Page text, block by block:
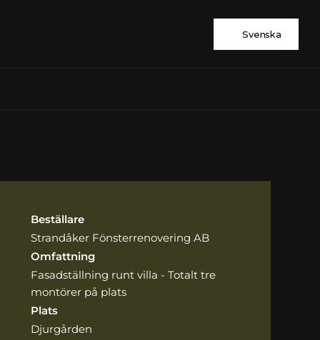
Svenska
Beställare
Strandåker Fönsterrenovering AB
Omfattning
Fasadställning runt villa - Totalt tre
montörer på plats
Plats
Djurgården